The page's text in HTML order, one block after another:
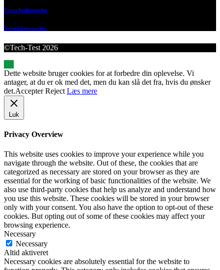
Vores bedømmelse
Nyhedsbrevsarkiv
©Tech-Test 2026
Dette website bruger cookies for at forbedre din oplevelse. Vi
antager, at du er ok med det, men du kan slå det fra, hvis du ønsker
det.Accepter Reject Læs mere
Luk
Privacy Overview
This website uses cookies to improve your experience while you
navigate through the website. Out of these, the cookies that are
categorized as necessary are stored on your browser as they are
essential for the working of basic functionalities of the website. We
also use third-party cookies that help us analyze and understand how
you use this website. These cookies will be stored in your browser
only with your consent. You also have the option to opt-out of these
cookies. But opting out of some of these cookies may affect your
browsing experience.
Necessary
Necessary
Altid aktiveret
Necessary cookies are absolutely essential for the website to